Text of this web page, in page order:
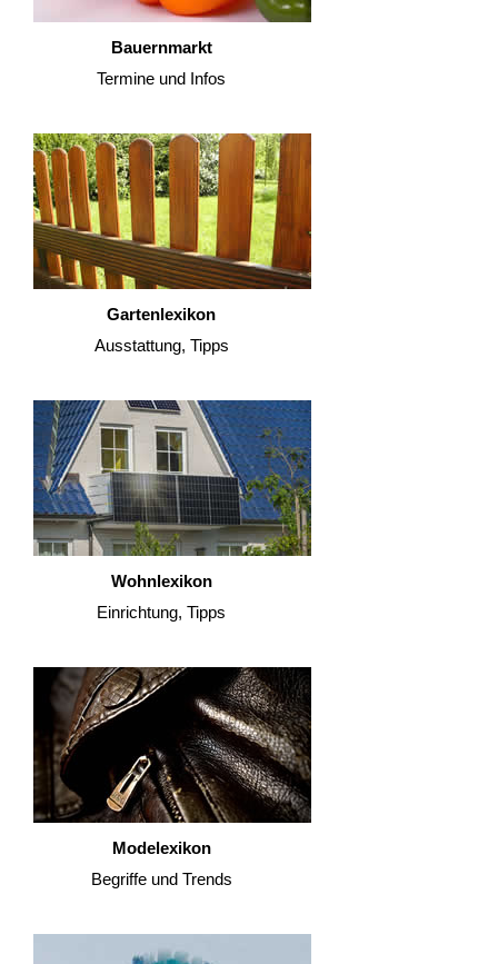
Bauernmarkt
Termine und Infos
Gartenlexikon
Ausstattung, Tipps
Wohnlexikon
Einrichtung, Tipps
Modelexikon
Begriffe und Trends